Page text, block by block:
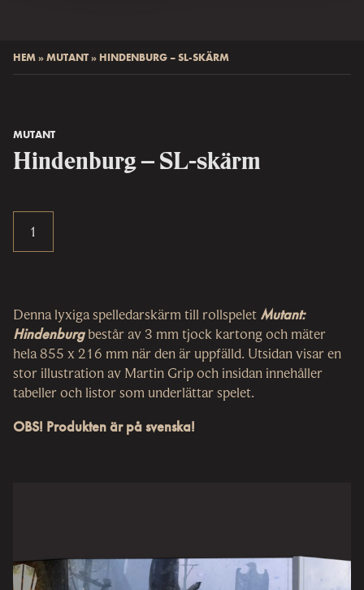
HEM»MUTANT» HINDENBURG – SL-SKÄRM
MUTANT
Hindenburg – SL-skärm
Denna lyxiga spelledarskärm till rollspelet Mutant:
Hindenburgbestår av 3 mm tjock kartong och mäter
hela 855 x 216 mm när den är uppfälld. Utsidan visar en
stor illustration av Martin Grip och insidan innehåller
tabeller och listor som underlättar spelet.
OBS! Produkten är på svenska!